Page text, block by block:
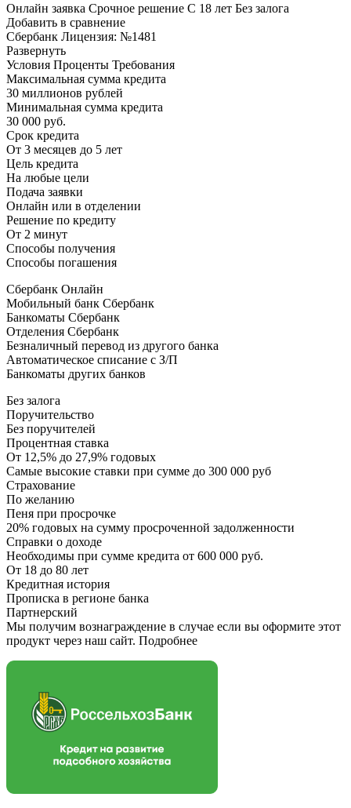
Онлайн заявка Срочное решение С 18 лет Без залога
Добавить в сравнение
Сбербанк Лицензия: №1481
Развернуть
Условия Проценты Требования
Максимальная сумма кредита
30 миллионов рублей
Минимальная сумма кредита
30 000 руб.
Срок кредита
От 3 месяцев до 5 лет
Цель кредита
На любые цели
Подача заявки
Онлайн или в отделении
Решение по кредиту
От 2 минут
Способы получения
Способы погашения
Сбербанк Онлайн
Мобильный банк Сбербанк
Банкоматы Сбербанк
Отделения Сбербанк
Безналичный перевод из другого банка
Автоматическое списание с З/П
Банкоматы других банков
Без залога
Поручительство
Без поручителей
Процентная ставка
От 12,5% до 27,9% годовых
Самые высокие ставки при сумме до 300 000 руб
Страхование
По желанию
Пеня при просрочке
20% годовых на сумму просроченной задолженности
Справки о доходе
Необходимы при сумме кредита от 600 000 руб.
От 18 до 80 лет
Кредитная история
Прописка в регионе банка
Партнерский
Мы получим вознаграждение в случае если вы оформите этот
продукт через наш сайт. Подробнее